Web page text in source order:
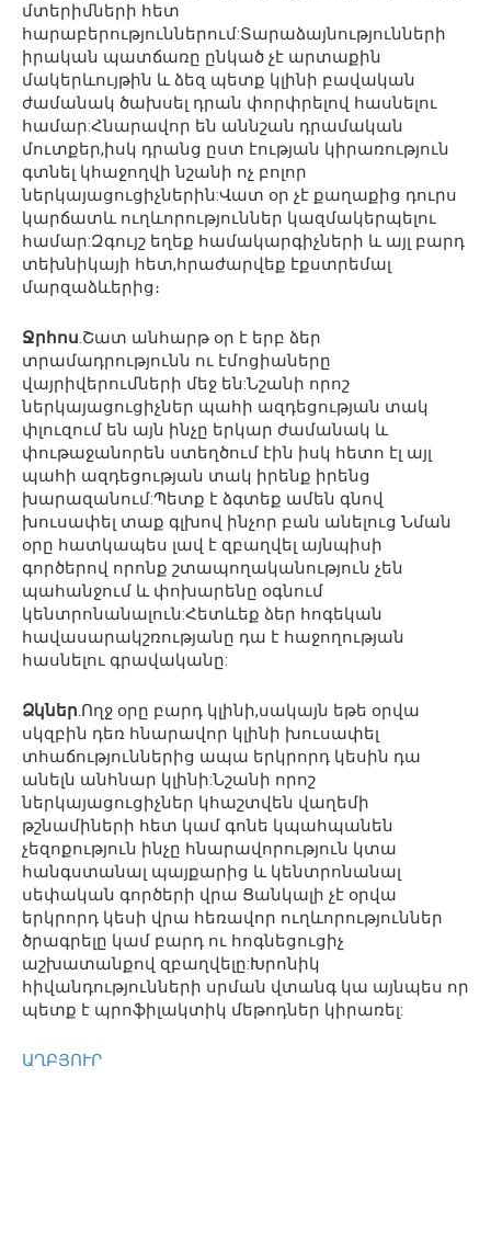
մտերիմների հետ
հարաբերություններում:Տարաձայնությունների
իրական պատճառը ընկած չէ արտաքին
մակերևույթին և ձեզ պետք կլինի բավական
ժամանակ ծախսել դրան փորփրելով հասնելու
համար:Հնարավոր են աննշան դրամական
մուտքեր,իսկ դրանց ըստ էության կիրառություն
գտնել կհաջողվի նշանի ոչ բոլոր
ներկայացուցիչներին:Վատ օր չէ քաղաքից դուրս
կարճատև ուղևորություններ կազմակերպելու
համար:Զգույշ եղեք համակարգիչների և այլ բարդ
տեխնիկայի հետ,հրաժարվեք էքստրեմալ
մարզաձևերից։
Ջրհոս.Շատ անհարթ օր է երբ ձեր
տրամադրությունն ու էմոցիաները
վայրիվերումների մեջ են:Նշանի որոշ
ներկայացուցիչներ պահի ազդեցության տակ
փլուզում են այն ինչը երկար ժամանակ և
փութաջանորեն ստեղծում էին իսկ հետո էլ այլ
պահի ազդեցության տակ իրենք իրենց
խարազանում:Պետք է ձգտեք ամեն գնով
խուսափել տաք գլխով ինչոր բան անելուց Նման
օրը հատկապես լավ է զբաղվել այնպիսի
գործերով որոնք շտապողականություն չեն
պահանջում և փոխարենը օգնում
կենտրոնանալուն:Հետևեք ձեր հոգեկան
հավասարակշռությանը դա է հաջողության
հասնելու գրավականը:
Ձկներ.Ողջ օրը բարդ կլինի,սակայն եթե օրվա
սկզբին դեռ հնարավոր կլինի խուսափել
տհաճություններից ապա երկրորդ կեսին դա
անելն անհնար կլինի:Նշանի որոշ
ներկայացուցիչներ կհաշտվեն վաղեմի
թշնամիների հետ կամ գոնե կպահպանեն
չեզոքություն ինչը հնարավորություն կտա
հանգստանալ պայքարից և կենտրոնանալ
սեփական գործերի վրա Ցանկալի չէ օրվա
երկրորդ կեսի վրա հեռավոր ուղևորություններ
ծրագրելը կամ բարդ ու հոգնեցուցիչ
աշխատանքով զբաղվելը:Խրոնիկ
հիվանդությունների սրման վտանգ կա այնպես որ
պետք է պրոֆիլակտիկ մեթոդներ կիրառել:
ԱՂԲՅՈՒՐ